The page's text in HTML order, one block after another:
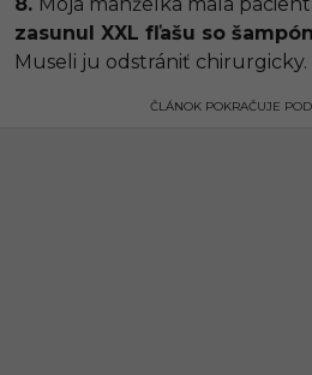
zasunul XXL fľašu so
Museli ju odstrániť chirurgicky.
ČLÁNOK POKRAČUJE